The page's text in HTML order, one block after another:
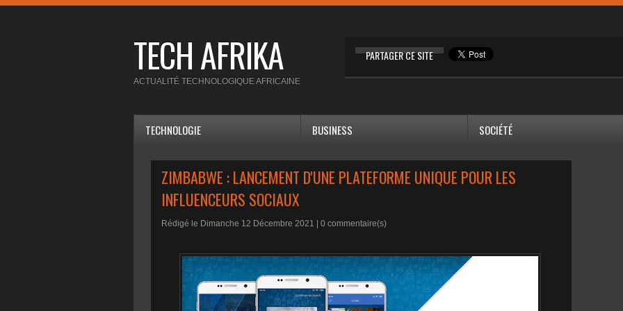
TECH AFRIKA PARTAGER CE SITE
ACTUALITÉ TECHNOLOGIQUE AFRICAINE
TECHNOLOGIE BUSINESS SOCIÉTÉ
ZIMBABWE : LANCEMENT D'UNE PLATEFORME UNIQUE POUR LES
INFLUENCEURS SOCIAUX
Rédigé le Dimanche 12 Décembre 2021 | 0 commentaire(s)